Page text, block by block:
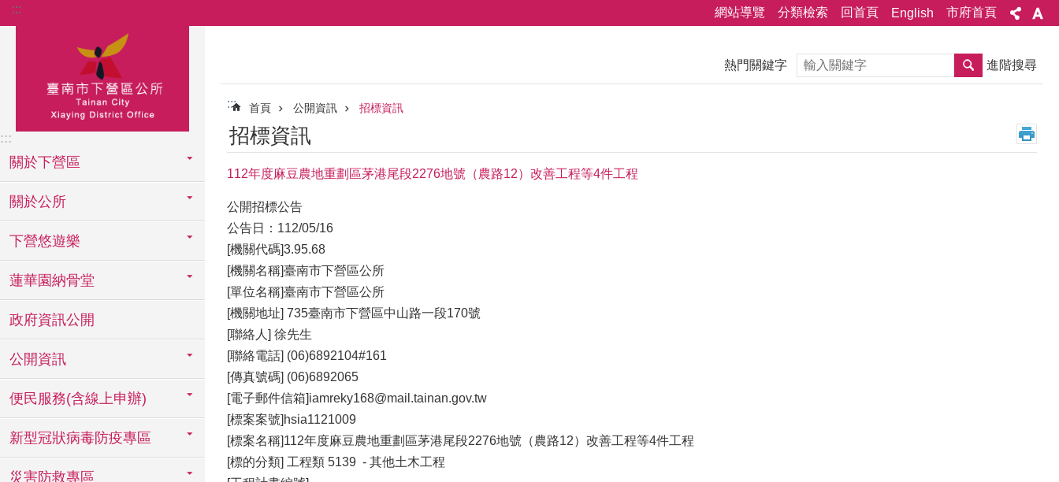
跳到主要內容區塊
::: 網站導覽 分類檢索 回首頁 English 市府首頁
:::
關於下營區
關於公所
下營悠遊樂
蓮華園納骨堂
政府資訊公開
公開資訊
便民服務(含線上申辦)
新型冠狀病毒防疫專區
災害防救專區
熱門關鍵字 搜尋 進階搜尋
::: 首頁 公開資訊 招標資訊
招標資訊
112年度麻豆農地重劃區茅港尾段2276地號（農路12）改善工程等4件工程
公開招標公告
公告日：112/05/16
[機關代碼]3.95.68
[機關名稱]臺南市下營區公所
[單位名稱]臺南市下營區公所
[機關地址] 735臺南市下營區中山路一段170號
[聯絡人] 徐先生
[聯絡電話] (06)6892104#161
[傳真號碼] (06)6892065
[電子郵件信箱]iamreky168@mail.tainan.gov.tw
[標案案號]hsia1121009
[標案名稱]112年度麻豆農地重劃區茅港尾段2276地號（農路12）改善工程等4件工程
[標的分類] 工程類 5139 - 其他土木工程